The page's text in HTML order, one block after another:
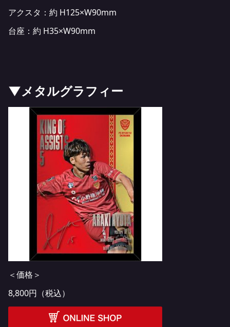
アクスタ：約 H125×W90mm
台座：約 H35×W90mm
▼メタルグラフィー
＜価格＞
8,800円（税込）